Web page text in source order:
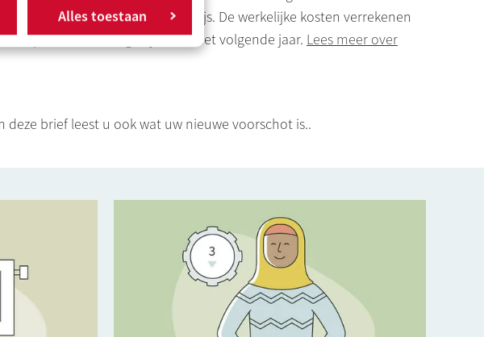
Alles toestaan
Dit voorschot zit in uw huurprijs. De werkelijke kosten verrekenen
aparte afrekening in juli van het volgende jaar. Lees meer over
brief leest u ook wat uw nieuwe voorschot is..